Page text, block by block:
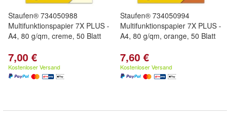
Staufen® 734050988
Multifunktionspapier 7X PLUS -
A4, 80 g/qm, creme, 50 Blatt
7,00 €
Kostenloser Versand
Staufen® 734050994
Multifunktionspapier 7X PLUS -
A4, 80 g/qm, orange, 50 Blatt
7,60 €
Kostenloser Versand